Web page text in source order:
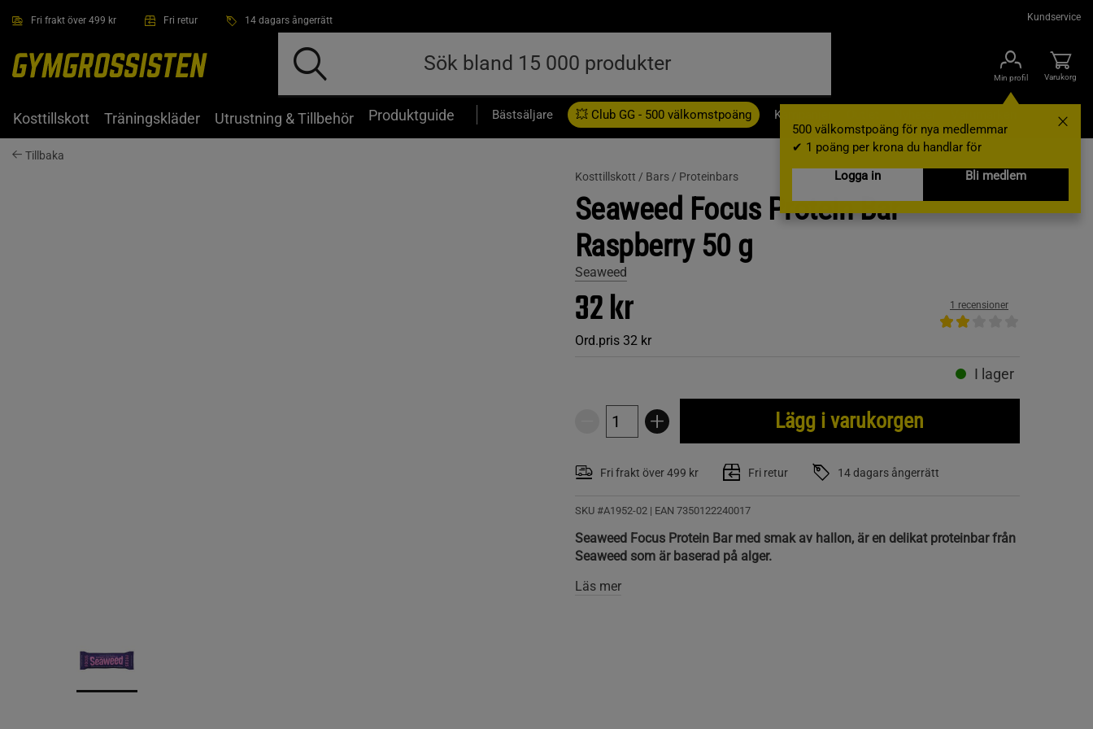
Fri frakt över 499 kr Fri retur 14 dagars ångerrätt Kundservice
Min profil
500 välkomstpoäng för nya medlemmar
✔ 1 poäng per krona du handlar för
Logga in
Bli medlem
Varukorg
Kosttillskott Träningskläder Utrustning & Tillbehör Produktguide Bästsäljare 💥 Club GG - 500 välkomstpoäng Kampanjer
Tillbaka
Kosttillskott / Bars / Proteinbars
Seaweed Focus Protein Bar
Raspberry 50 g
Seaweed
32 kr
Ord.pris 32 kr
1 recensioner
I lager
Lägg i varukorgen
Fri frakt över 499 kr Fri retur 14 dagars ångerrätt
SKU #A1952-02 | EAN 7350122240017
Seaweed Focus Protein Bar med smak av hallon, är en delikat proteinbar från
Seaweed som är baserad på alger.
Läs mer